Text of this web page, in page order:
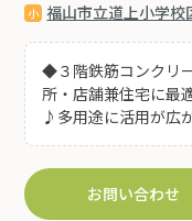
福山市立道上小学校
◆３階鉄筋コンクリ
所・店舗兼住宅に最
♪多用途に活用が広
お問い合わせ